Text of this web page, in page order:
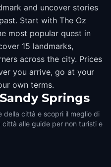
and uncover stories
Start with The Oz
most popular quest in
15 landmarks,
across the city. Prices
you arrive, go at your
own terms.
Sandy Springs
della città e scopri il meglio di
alle guide per non turisti e